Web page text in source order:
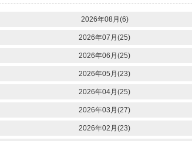
2026年08月(6)
2026年07月(25)
2026年06月(25)
2026年05月(23)
2026年04月(25)
2026年03月(27)
2026年02月(23)